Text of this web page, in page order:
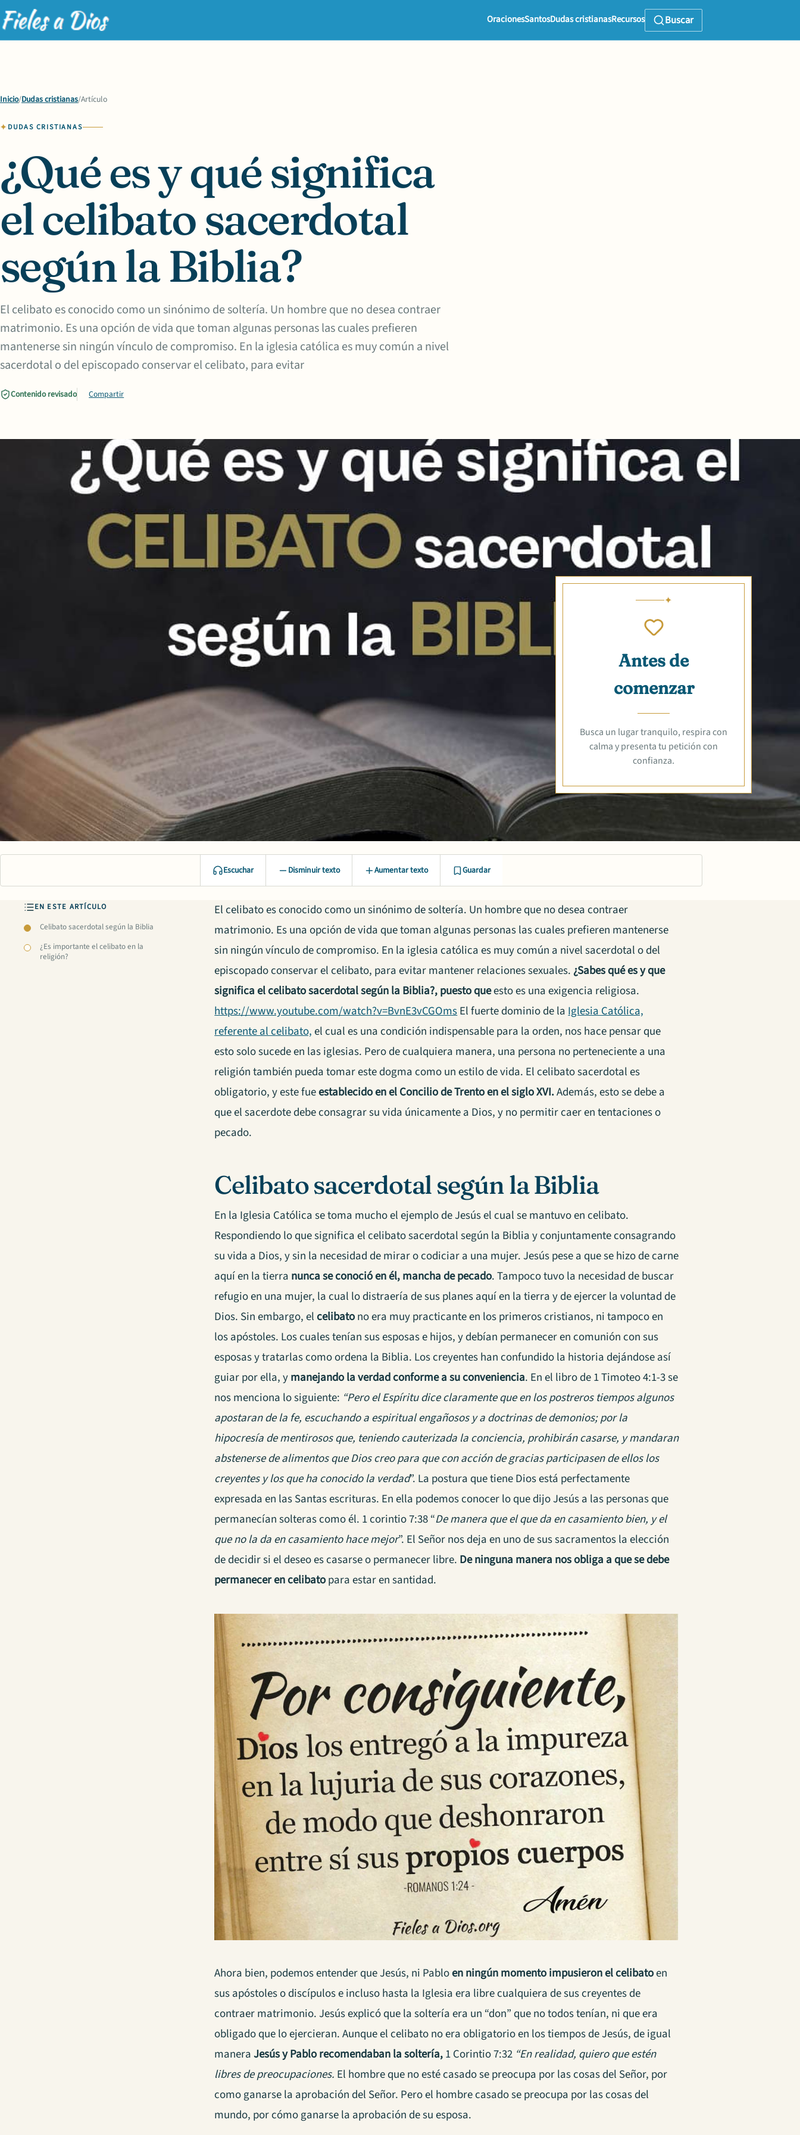
OracionesSantosDudas cristianasRecursos Buscar
Inicio/Dudas cristianas/Artículo
DUDAS CRISTIANAS
¿Qué es y qué significa
el celibato sacerdotal
según la Biblia?
El celibato es conocido como un sinónimo de soltería. Un hombre que no desea contraer
matrimonio. Es una opción de vida que toman algunas personas las cuales prefieren
mantenerse sin ningún vínculo de compromiso. En la iglesia católica es muy común a nivel
sacerdotal o del episcopado conservar el celibato, para evitar
Contenido revisado Compartir
Antes de
comenzar
Busca un lugar tranquilo, respira con
calma y presenta tu petición con
confianza.
Escuchar Disminuir texto Aumentar texto Guardar
EN ESTE ARTÍCULO
Celibato sacerdotal según la Biblia
¿Es importante el celibato en la
religión?
El celibato es conocido como un sinónimo de soltería. Un hombre que no desea contraer
matrimonio. Es una opción de vida que toman algunas personas las cuales prefieren mantenerse
sin ningún vínculo de compromiso. En la iglesia católica es muy común a nivel sacerdotal o del
episcopado conservar el celibato, para evitar mantener relaciones sexuales. ¿Sabes qué es y que
significa el celibato sacerdotal según la Biblia?, puesto queesto es una exigencia religiosa.
https://www.youtube.com/watch?v=BvnE3vCGOmsEl fuerte dominio de laIglesia Católica,
referente al celibato,el cual es una condición indispensable para la orden, nos hace pensar que
esto solo sucede en las iglesias. Pero de cualquiera manera, una persona no perteneciente a una
religión también pueda tomar este dogma como un estilo de vida. El celibato sacerdotal es
obligatorio, y este fueestablecido en el Concilio de Trento en el siglo XVI.Además, esto se debe a
que el sacerdote debe consagrar su vida únicamente a Dios, y no permitir caer en tentaciones o
pecado.
Celibato sacerdotal según la Biblia
En la Iglesia Católica se toma mucho el ejemplo de Jesús el cual se mantuvo en celibato.
Respondiendo lo que significa el celibato sacerdotal según la Biblia y conjuntamente consagrando
su vida a Dios, y sin la necesidad de mirar o codiciar a una mujer. Jesús pese a que se hizo de carne
aquí en la tierra nunca se conoció en él, mancha de pecado. Tampoco tuvo la necesidad de buscar
refugio en una mujer, la cual lo distraería de sus planes aquí en la tierra y de ejercer la voluntad de
Dios. Sin embargo, el celibatono era muy practicante en los primeros cristianos, ni tampoco en
los apóstoles. Los cuales tenían sus esposas e hijos, y debían permanecer en comunión con sus
esposas y tratarlas como ordena la Biblia. Los creyentes han confundido la historia dejándose así
guiar por ella, ymanejando la verdad conforme a su conveniencia. En el libro de 1 Timoteo 4:1-3 se
nos menciona lo siguiente: “Pero el Espíritu dice claramente que en los postreros tiempos algunos
apostaran de la fe, escuchando a espiritual engañosos y a doctrinas de demonios; por la
hipocresía de mentirosos que, teniendo cauterizada la conciencia, prohibirán casarse, y mandaran
abstenerse de alimentos que Dios creo para que con acción de gracias participasen de ellos los
creyentes y los que ha conocido la verdad”. La postura que tiene Dios está perfectamente
expresada en las Santas escrituras. En ella podemos conocer lo que dijo Jesús a las personas que
permanecían solteras como él. 1 corintio 7:38 “De manera que el que da en casamiento bien, y el
que no la da en casamiento hace mejor”. El Señor nos deja en uno de sus sacramentos la elección
de decidir si el deseo es casarse o permanecer libre. De ninguna manera nos obliga a que se debe
permanecer en celibatopara estar en santidad.
Ahora bien, podemos entender que Jesús, ni Pabloen ningún momento impusieron el celibatoen
sus apóstoles o discípulos e incluso hasta la Iglesia era libre cualquiera de sus creyentes de
contraer matrimonio. Jesús explicó que la soltería era un “don” que no todos tenían, ni que era
obligado que lo ejercieran. Aunque el celibato no era obligatorio en los tiempos de Jesús, de igual
maneraJesús y Pablo recomendaban la soltería,1 Corintio 7:32 “En realidad, quiero que estén
libres de preocupaciones. El hombre que no esté casado se preocupa por las cosas del Señor, por
como ganarse la aprobación del Señor. Pero el hombre casado se preocupa por las cosas del
mundo, por cómo ganarse la aprobación de su esposa.